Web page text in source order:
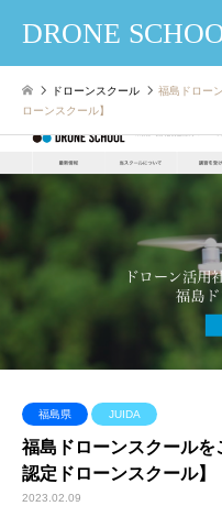
DRONE
ドローンスクール
福島ドロー
ローンスクール】
福島県 JUIDA
福島ドローンスクール
認定ドローンスクール】
2023.02.09